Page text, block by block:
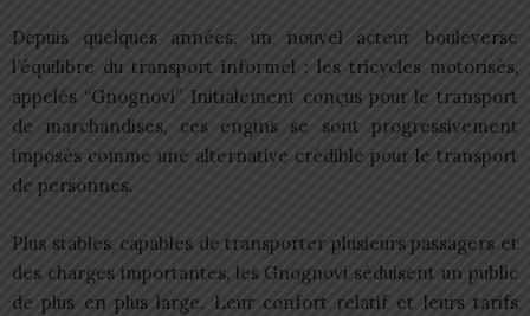
Depuis quelques années, un nouvel acteur bouleverse
l’équilibre du transport informel : les tricycles motorisés,
appelés “Gnognovi”. Initialement conçus pour le transport
de marchandises, ces engins se sont progressivement
imposés comme une alternative crédible pour le transport
de personnes.
Plus stables, capables de transporter plusieurs passagers et
des charges importantes, les Gnognovi séduisent un public
de plus en plus large. Leur confort relatif et leurs tarifs